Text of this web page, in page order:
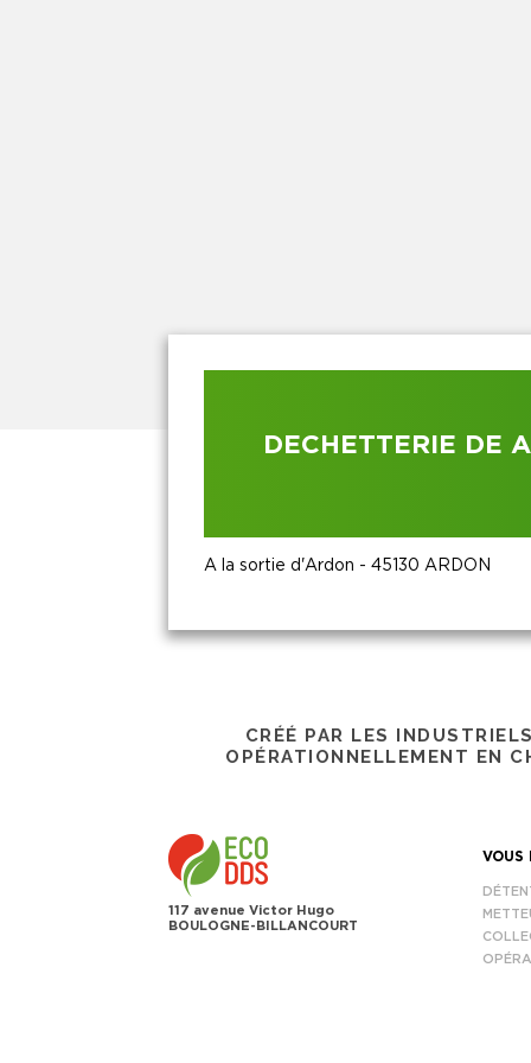
DECHETTERIE DE
A la sortie d'Ardon - 45130 ARDON
CRÉÉ PAR LES
OPÉRATIONNELLEMENT EN
117 avenue Victor Hugo
BOULOGNE-BILLANCOURT
VOUS